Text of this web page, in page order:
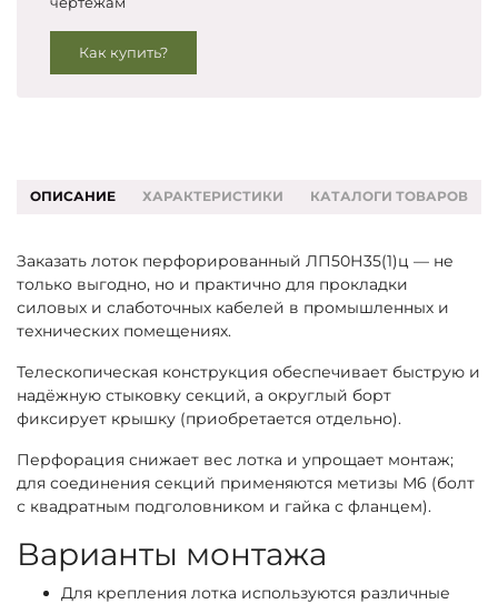
Как купить?
ОПИСАНИЕ ХАРАКТЕРИСТИКИ КАТАЛОГИ ТОВАРОВ
Заказать лоток перфорированный ЛП50Н35(1)ц — не
только выгодно, но и практично для прокладки
силовых и слаботочных кабелей в промышленных и
технических помещениях.
Телескопическая конструкция обеспечивает быструю и
надёжную стыковку секций, а округлый борт
фиксирует крышку (приобретается отдельно).
Перфорация снижает вес лотка и упрощает монтаж;
для соединения секций применяются метизы М6 (болт
с квадратным подголовником и гайка с фланцем).
Варианты монтажа
Для крепления лотка используются различные